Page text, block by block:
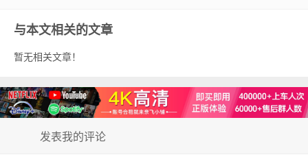
与本文相关的文章
暂无相关文章！
发表我的评论